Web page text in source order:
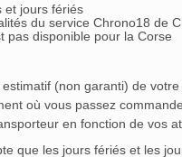
et jours fériés
du service Chrono18 de
pas disponible pour la Corse
(non garanti) de
où vous passez
en fonction de vos
que les jours fériés et les